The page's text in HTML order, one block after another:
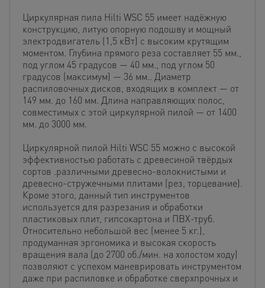
Циркулярная пила Hilti WSC 55 имеет надёжную
конструкцию, литую опорную подошву и мощный
электродвигатель (1,5 кВт) с высоким крутящим
моментом. Глубина прямого реза составляет 55 мм.,
под углом 45 градусов — 40 мм., под углом 50
градусов (максимум) — 36 мм.. Диаметр
распиловочных дисков, входящих в комплект — от
149 мм. до 160 мм. Длина направляющих полос,
совместимых с этой циркулярной пилой — от 1400
мм. до 3000 мм.
Циркулярной пилой Hilti WSC 55 можно с высокой
эффективностью работать с древесиной твёрдых
сортов .различными древесно-волокнистыми и
древесно-стружечными плитами (рез, торцевание).
Кроме этого, данный тип инструментов
используется для разрезания и обработки
пластиковых плит, гипсокартона и ПВХ-труб.
Относительно небольшой вес (менее 5 кг.),
продуманная эргономика и высокая скорость
вращения вала (до 2700 об./мин. на холостом ходу)
позволяют с успехом маневрировать инструментом
даже при распиловке и обработке сверхпрочных и